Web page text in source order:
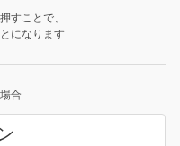
すことで、
になります
合